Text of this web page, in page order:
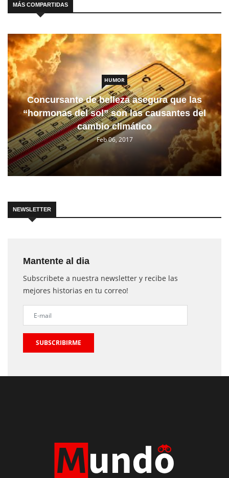
MÁS COMPARTIDAS
HUMOR
Concursante de belleza asegura que las
“hormonas del sol” son las causantes del
cambio climático
Feb 06, 2017
NEWSLETTER
Mantente al dia
Subscribete a nuestra newsletter y recibe las
mejores historias en tu correo!
SUBSCRIBIRME